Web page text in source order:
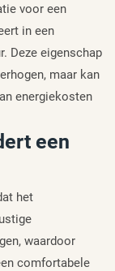
voor een
in een
Deze eigenschap
maar kan
energiekosten
een
het
waardoor
comfortabele